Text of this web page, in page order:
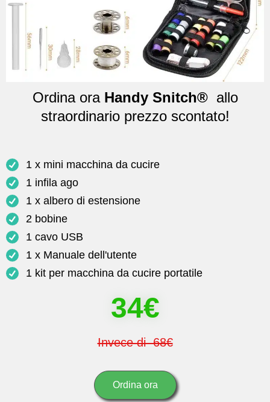
Ordina ora Handy Snitch®allo
straordinario prezzo scontato!
1 x mini macchina da cucire
1 infila ago
1 x albero di estensione
2 bobine
1 cavo USB
1 x Manuale dell'utente
1 kit per macchina da cucire portatile
34€
Invece di 68€
Ordina ora